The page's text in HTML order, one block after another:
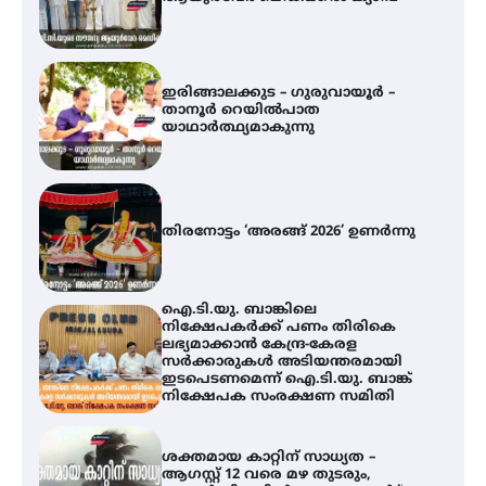
യാഥാർത്ഥ്യമാകുന്നു
തിരനോട്ടം ‘അരങ്ങ് 2026’ ഉണർന്നു
നിക്ഷേപകർക്ക് പണം തിരികെ
ലഭ്യമാക്കാൻ കേന്ദ്ര-കേരള
സർക്കാരുകൾ അടിയന്തരമായി
ഇടപെടണമെന്ന് ഐ.ടി.യു. ബാങ്ക്
നിക്ഷേപക സംരക്ഷണ സമിതി
ശക്തമായ കാറ്റിന് സാധ്യത –
ആഗസ്റ്റ് 12 വരെ മഴ തുടരും,
തൃശൂർ ജില്ലയിൽ മഞ്ഞ അലർട്ട്
അരങ്ങ് 2026-ന്
സാംസ്കാരികപ്പൊലിമയോടെ